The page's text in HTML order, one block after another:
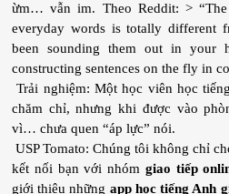
ừm… vẫn im. Theo Reddit: > “The
everyday words is totally different
been sounding them out in your
constructing sentences on the fly in
Trải nghiệm: Một học viên học tiếng anh miễn phí trên mạng rất
chăm chỉ, nhưng khi được vào
vì… chưa quen “áp lực” nói.
kết nối bạn với nhóm giao tiếp
giới thiệu những app học tiếng Anh